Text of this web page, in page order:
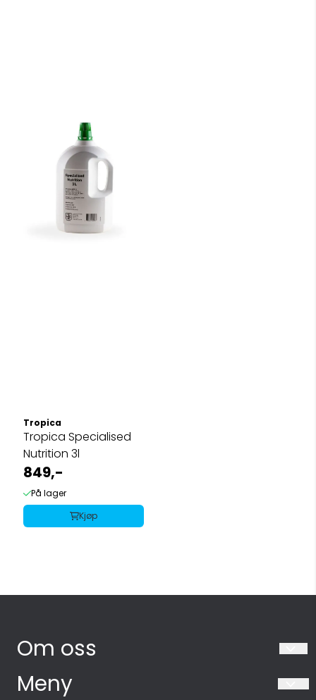
Tropica
Tropica Specialised
Nutrition 3l
849,-
På lager
Kjøp
Om oss
Akvarieboden AS
Meny